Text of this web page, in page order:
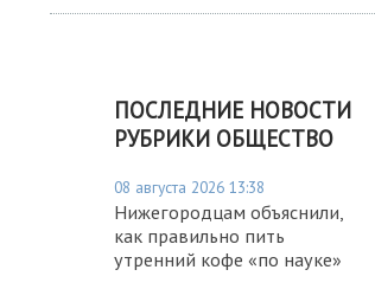
ПОСЛЕДНИЕ НОВОСТИ
РУБРИКИ ОБЩЕСТВО
08 августа 2026 13:38
Нижегородцам объяснили,
как правильно пить
утренний кофе «по науке»